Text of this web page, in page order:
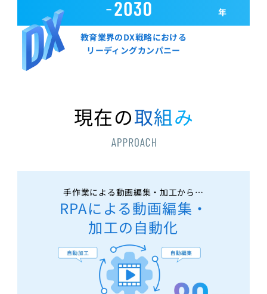
年
教育業界のDX戦略における
リーディングカンパニー
現在の取組み
手作業による動画編集・加工から…
RPAによる動画編集・
加工の自動化